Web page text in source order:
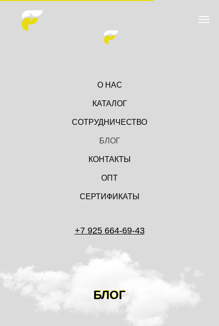
О НАС
КАТАЛОГ
СОТРУДНИЧЕСТВО
БЛОГ
КОНТАКТЫ
ОПТ
СЕРТИФИКАТЫ
+7 925 664-69-43
БЛОГ
БЛОГ